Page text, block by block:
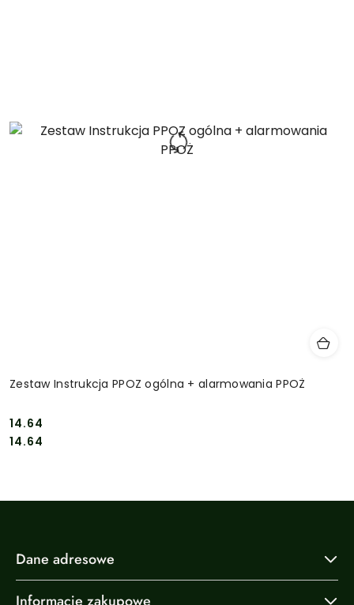
Zestaw Instrukcja PPOZ ogólna + alarmowania PPOŻ
Cena:
14.64
Cena:
14.64
Dane adresowe